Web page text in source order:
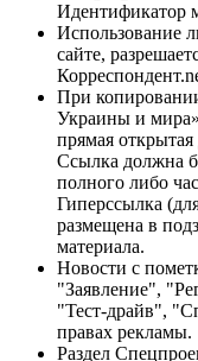
Идентификатор
Использование
сайте,
При
Украины и
прямая
Ссылка должна
полного либо
Гиперссылка
размещена в
материала.
Новости с
"Заявление",
"Тест-драйв",
правах рекламы.
Раздел